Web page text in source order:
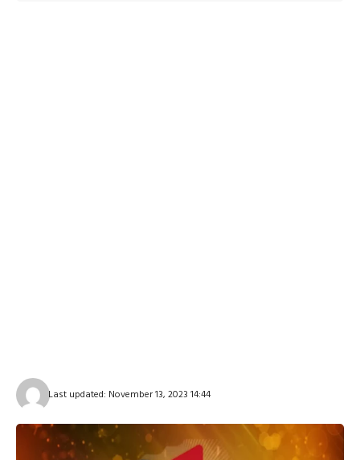
Last updated: November 13, 2023 14:44